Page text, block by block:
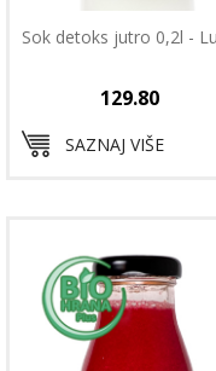
Sok detoks jutro 0,2l -
129.80
SAZNAJ VIŠE